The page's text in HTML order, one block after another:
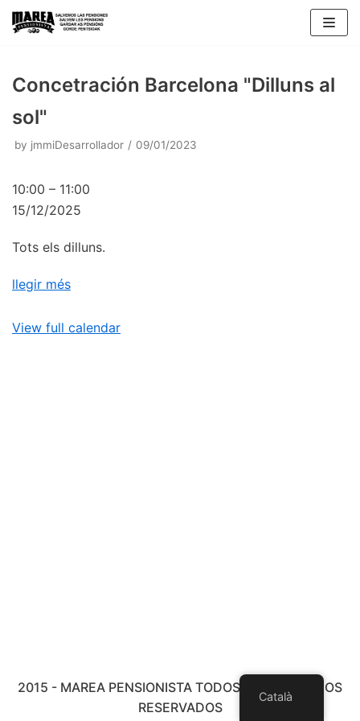
Skip
Concetración Barcelona "Dilluns al
sol"
by jmmiDesarrollador 09/01/2023
10:00 – 11:00
15/12/2025
Tots els dilluns.
llegir més
View full calendar
2015 - MAREA PENSIONISTA TODOS LOS DERECHOS
RESERVADOS
Català